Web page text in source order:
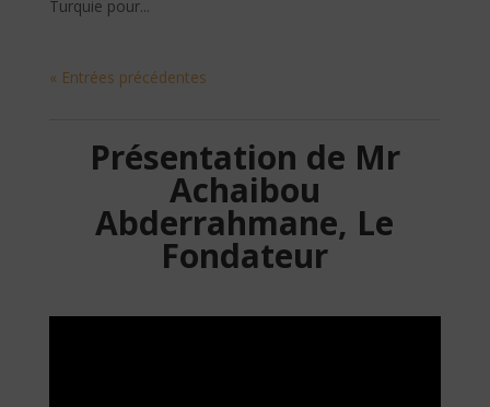
Turquie pour...
« Entrées précédentes
Présentation de Mr
Achaibou
Abderrahmane, Le
Fondateur